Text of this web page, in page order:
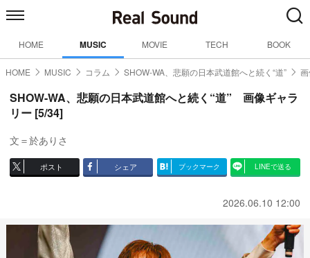
HOME MUSIC MOVIE TECH BOOK
HOME MUSIC コラム SHOW-WA、悲願の日本武道館へと続く“道”
SHOW-WA、悲願の日本武道館へと続く“道” 画像ギャラ
リー [5/34]
文＝於ありさ
ポスト シェア ブックマーク LINEで送る
2026.06.10 12:00